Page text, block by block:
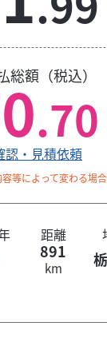
総額（税込）
.70
認・見積依頼
等によって変わる場
距離
891
km